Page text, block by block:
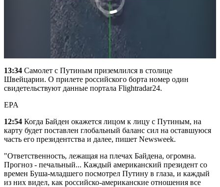
13:34 Самолет с Путиным приземлился в столице
Швейцарии. О прилете российского борта номер один
свидетельствуют данные портала Flightradar24.
EPA
12:54 Когда Байден окажется лицом к лицу с Путиным, на
карту будет поставлен глобальный баланс сил на оставшуюся
часть его президентства и далее, пишет Newsweek.
"Ответственность, лежащая на плечах Байдена, огромна.
Прогноз - печальный... Каждый американский президент со
времен Буша-младшего посмотрел Путину в глаза, и каждый
из них видел, как российско-американские отношения все